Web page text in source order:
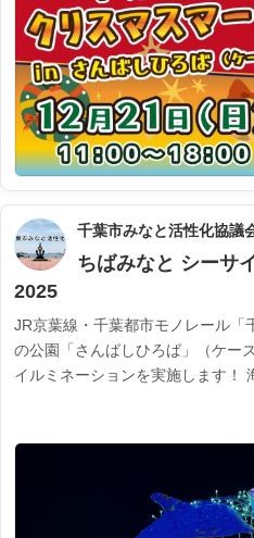
千葉市みなと活性化協議
ちばみなと シーサ
2025
JR京葉線・千葉都市モノレール「
の公園「さんばしひろば」（ケー
イルミネーションを実施します！